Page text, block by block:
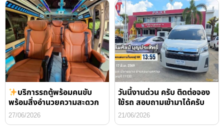
บริการรถตู้พร้อมคนขับ
พร้อมสิ่งอำนวยความสะดวก
27/06/2026
วันนี้งานด่วน ครับ ติดต่อจอง
ใช้รถ สอบถามเข้ามาได้ครับ
21/06/2026